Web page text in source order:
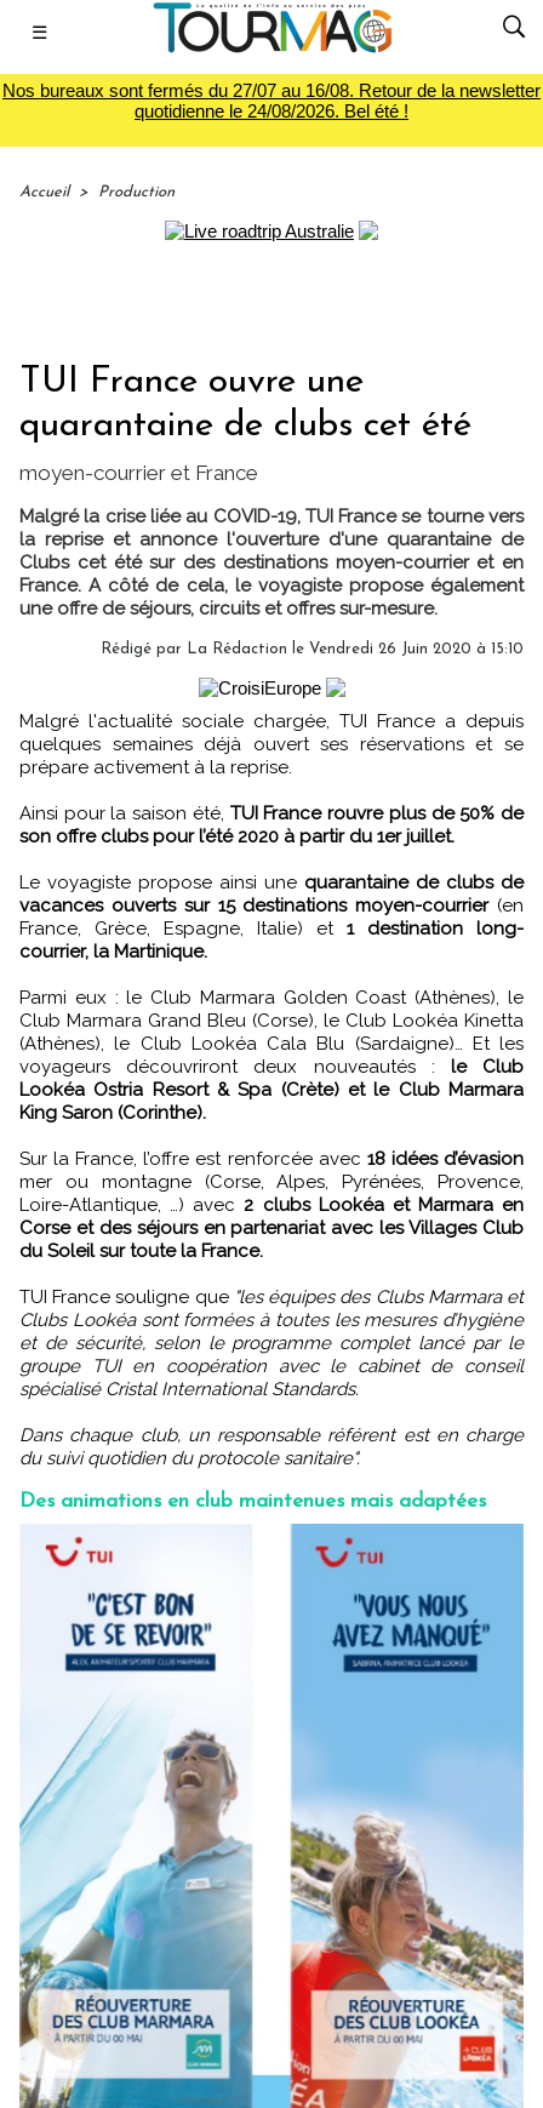
☰
Nos bureaux sont fermés du 27/07 au 16/08. Retour de la newsletter
quotidienne le 24/08/2026. Bel été !
Accueil > Production
TUI France ouvre une
quarantaine de clubs cet été
moyen-courrier et France
Malgré la crise liée au COVID-19, TUI France se tourne vers
la reprise et annonce l'ouverture d'une quarantaine de
Clubs cet été sur des destinations moyen-courrier et en
France. A côté de cela, le voyagiste propose également
une offre de séjours, circuits et offres sur-mesure.
Rédigé par La Rédaction le Vendredi 26 Juin 2020 à 15:10
Malgré l'actualité sociale chargée, TUI France a depuis
quelques semaines déjà ouvert ses réservations et se
prépare activement à la reprise.
Ainsi pour la saison été, TUI France rouvre plus de 50% de
son offre clubs pour l’été 2020 à partir du 1er juillet.
Le voyagiste propose ainsi une quarantaine de clubs de
vacances ouverts sur 15 destinations moyen-courrier(en
France, Grèce, Espagne, Italie) et1 destination long-
courrier, la Martinique.
Parmi eux : le Club Marmara Golden Coast (Athènes), le
Club Marmara Grand Bleu (Corse), le Club Lookéa Kinetta
(Athènes), le Club Lookéa Cala Blu (Sardaigne)… Et les
voyageurs découvriront deux nouveautés : le Club
Lookéa Ostria Resort & Spa (Crète) et le Club Marmara
King Saron (Corinthe).
Sur la France, l’offre est renforcée avec 18 idées d’évasion
mer ou montagne (Corse, Alpes, Pyrénées, Provence,
Loire-Atlantique, …) avec 2 clubs Lookéa et Marmara en
Corse et des séjours en partenariat avec les Villages Club
du Soleil sur toute la France.
TUI France souligne que "les équipes des Clubs Marmara et
Clubs Lookéa sont formées à toutes les mesures d’hygiène
et de sécurité, selon le programme complet lancé par le
groupe TUI en coopération avec le cabinet de conseil
spécialisé Cristal International Standards.
Dans chaque club, un responsable référent est en charge
du suivi quotidien du protocole sanitaire".
Des animations en club maintenues mais adaptées